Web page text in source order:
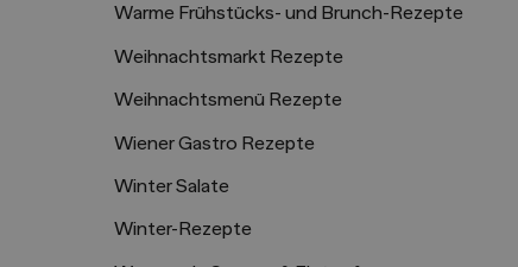
Warme Frühstücks- und Brunch-Rezepte
Weihnachtsmarkt Rezepte
Weihnachtsmenü Rezepte
Wiener Gastro Rezepte
Winter Salate
Winter-Rezepte